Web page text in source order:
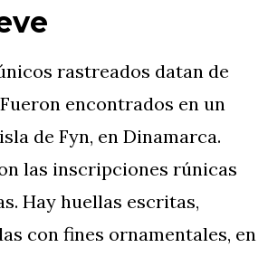
rastreados datan de
encontrados en un
de Fyn, en Dinamarca.
las inscripciones rúnicas
Hay huellas escritas,
con fines ornamentales, en